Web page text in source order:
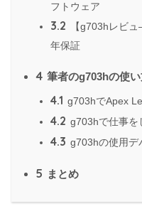
フトウェア
3.2
【g703hレビ
年保証
4 筆者のg703hの使
4.1 g703hでApex
4.2 g703hで仕事を
4.3 g703hの使用デ
5 まとめ